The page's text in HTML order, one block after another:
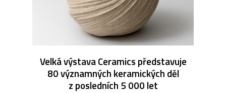
Velká výstava Ceramics představuje
80 významných keramických děl
z posledních 5 000 let